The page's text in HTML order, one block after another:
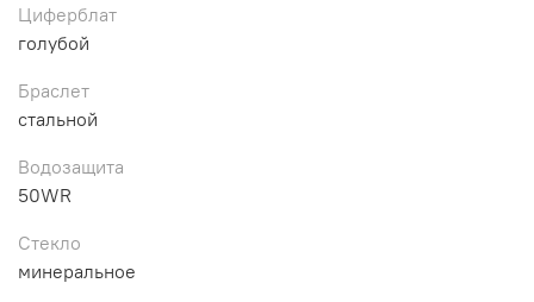
Циферблат
голубой
Браслет
стальной
Водозащита
50WR
Стекло
минеральное